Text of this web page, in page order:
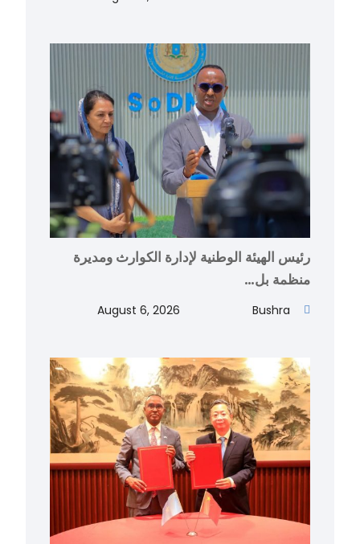
رئيس الهيئة الوطنية لإدارة الكوارث ومديرة
منظمة بل…
Bushra
August 6, 2026